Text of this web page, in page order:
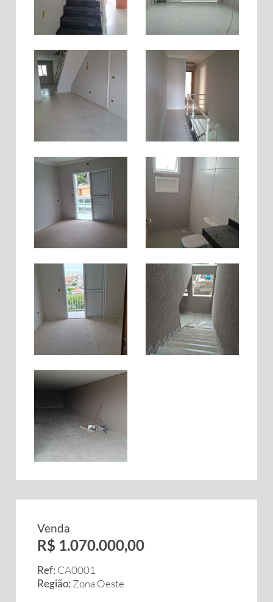
Venda
R$ 1.070.000,00
Ref: CA0001
Região: Zona Oeste